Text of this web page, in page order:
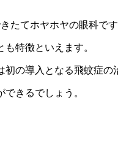
たてホヤホヤの眼科です
特徴といえます。
の導入となる飛蚊症の
きるでしょう。